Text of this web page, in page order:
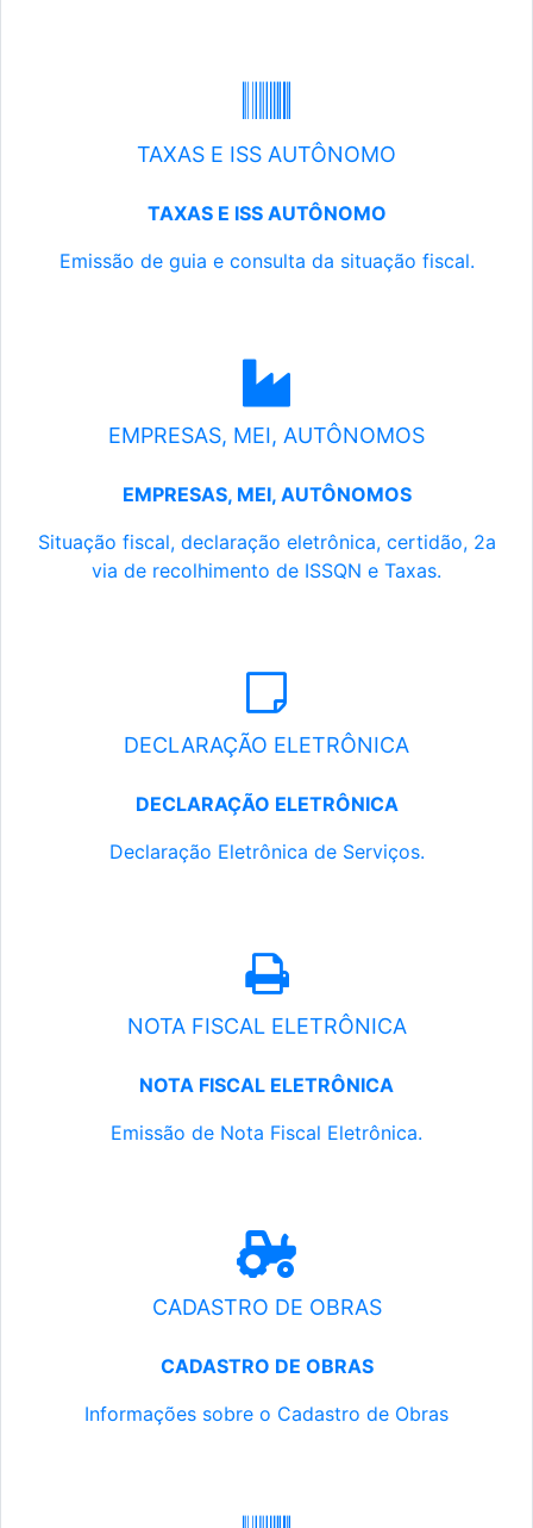
TAXAS E ISS AUTÔNOMO
TAXAS E ISS AUTÔNOMO
Emissão de guia e consulta da situação fiscal.
EMPRESAS, MEI, AUTÔNOMOS
EMPRESAS, MEI, AUTÔNOMOS
Situação fiscal, declaração eletrônica, certidão, 2a
via de recolhimento de ISSQN e Taxas.
DECLARAÇÃO ELETRÔNICA
DECLARAÇÃO ELETRÔNICA
Declaração Eletrônica de Serviços.
NOTA FISCAL ELETRÔNICA
NOTA FISCAL ELETRÔNICA
Emissão de Nota Fiscal Eletrônica.
CADASTRO DE OBRAS
CADASTRO DE OBRAS
Informações sobre o Cadastro de Obras